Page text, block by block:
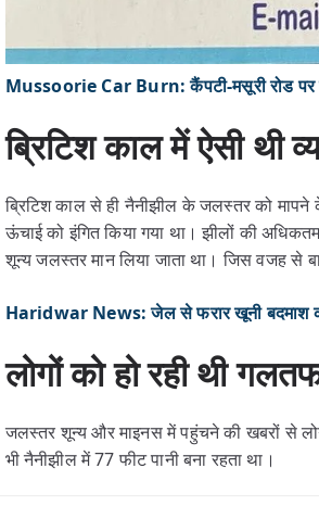
Mussoorie Car Burn: कैंपटी-मसूरी रोड पर
ब्रिटिश काल में ऐसी थी
ब्रिटिश काल से ही नैनीझील के जलस्तर को
ऊंचाई को इंगित किया गया था। झीलों की
शून्य जलस्तर मान लिया जाता था। जिस वजह से
Haridwar News: जेल से फरार खूनी बदमाश को
लोगों को हो रही थी
जलस्तर शून्य और माइनस में पहुंचने की खबरों से
भी नैनीझील में 77 फीट पानी बना रहता था।